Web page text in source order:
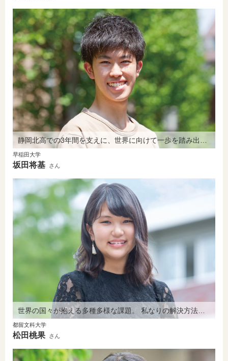
静岡北高での3年間を支えに、世界に向けて一歩を踏み出します。
早稲田大学
坂田将基 さん
都留文科大学
松田桃果 さん